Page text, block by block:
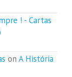
! - Cartas
on A História